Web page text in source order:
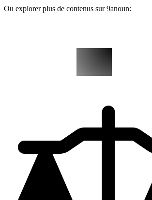
Ou explorer plus de contenus sur 9anoun: